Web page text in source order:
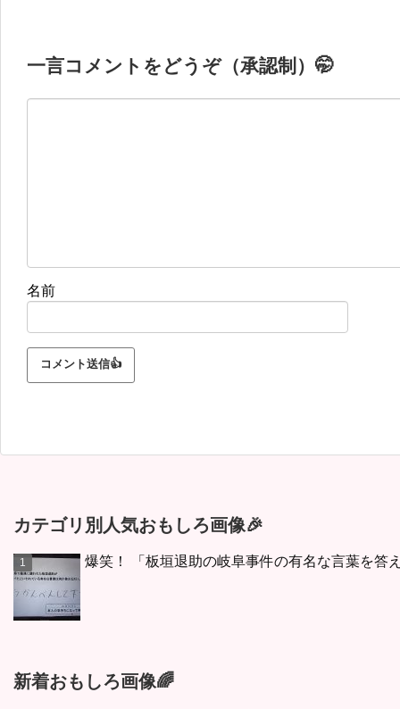
一言コメントをどうぞ（承認制）🤭
名前
カテゴリ別人気おもしろ画像🎉
爆笑！ 「板垣退助の岐阜事件の有名な言葉を答
新着おもしろ画像🌈